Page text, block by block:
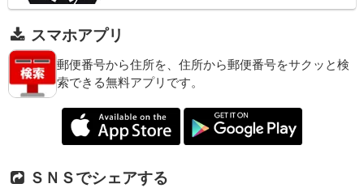
スマホアプリ
郵便番号から住所を、住所から郵便番号をサクッと検
索できる無料アプリです。
ＳＮＳでシェアする